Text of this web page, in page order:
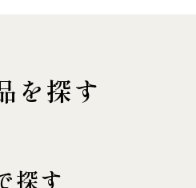
を探す
探す